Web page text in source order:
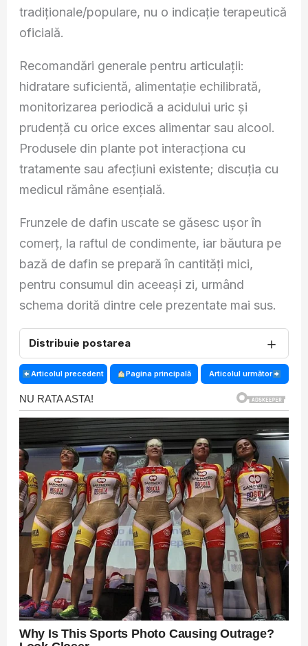
tradiționale/populare, nu o indicație terapeutică
oficială.
Recomandări generale pentru articulații:
hidratare suficientă, alimentație echilibrată,
monitorizarea periodică a acidului uric și
prudență cu orice exces alimentar sau alcool.
Produsele din plante pot interacționa cu
tratamente sau afecțiuni existente; discuția cu
medicul rămâne esențială.
Frunzele de dafin uscate se găsesc ușor în
comerț, la raftul de condimente, iar băutura pe
bază de dafin se prepară în cantități mici,
pentru consumul din aceeași zi, urmând
schema dorită dintre cele prezentate mai sus.
Distribuie postarea ＋
Articolul precedent Pagina principală Articolul următor